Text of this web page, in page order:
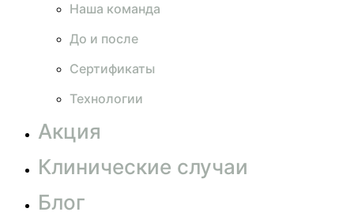
Наша команда
До и после
Сертификаты
Технологии
Акция
Клинические случаи
Блог